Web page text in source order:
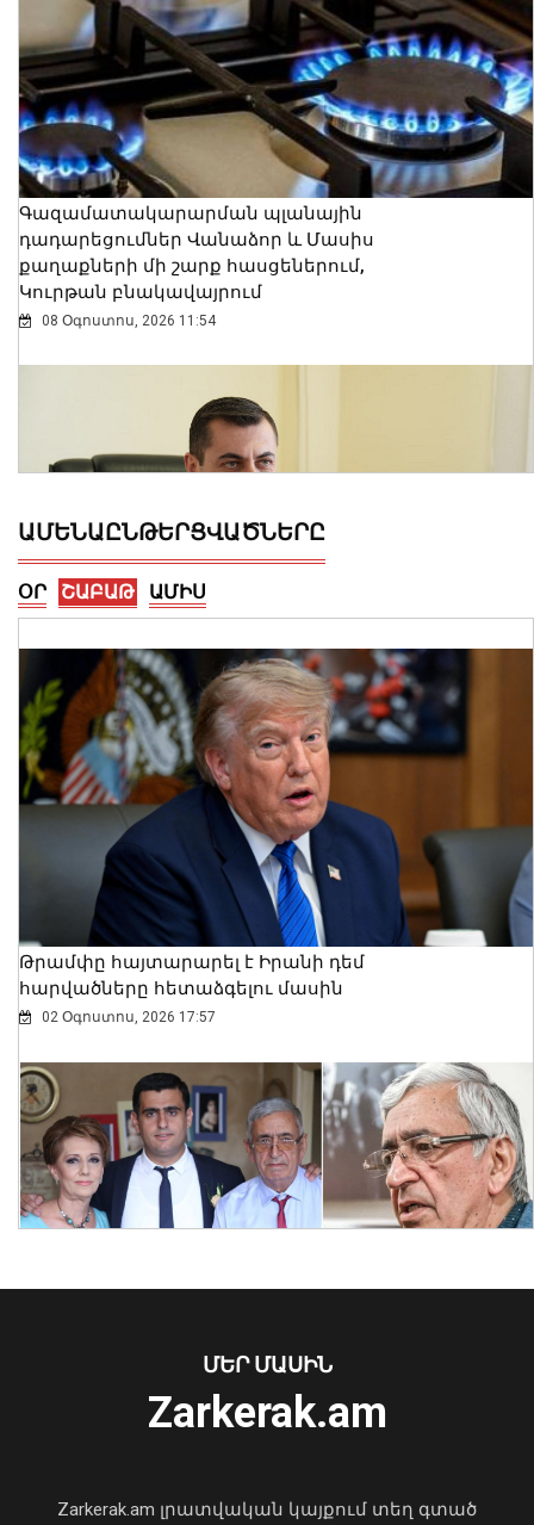
Գազամատակարարման պլանային
դադարեցումներ Վանաձոր և Մասիս
քաղաքների մի շարք հասցեներում,
Կուրթան բնակավայրում
08 Օգոստոս, 2026 11:54
Սև ծովից մոտենում է ցիկլոն․ Գագիկ
Սուրենյան
08 Օգոստոս, 2026 11:35
Վանաձորում, Հրազդանում և
Արարատում փոշու
պարունակությունը գերազանցել է
թույլատրելի սահմանը
ԱՄԵՆԱԸՆԹԵՐՑՎԱԾՆԵՐԸ
ՕՐ ՇԱԲԱԹ ԱՄԻՍ
Թրամփը հայտարարել է Իրանի դեմ
հարվածները հետաձգելու մասին
02 Օգոստոս, 2026 17:57
«Պարտվեցինք դաժան հիվանդության
04 Օգոստոս, 2026 19:12
ՄԵՐ ՄԱՍԻՆ
Zarkerak.am
Zarkerak.am լրատվական կայքում տեղ գտած